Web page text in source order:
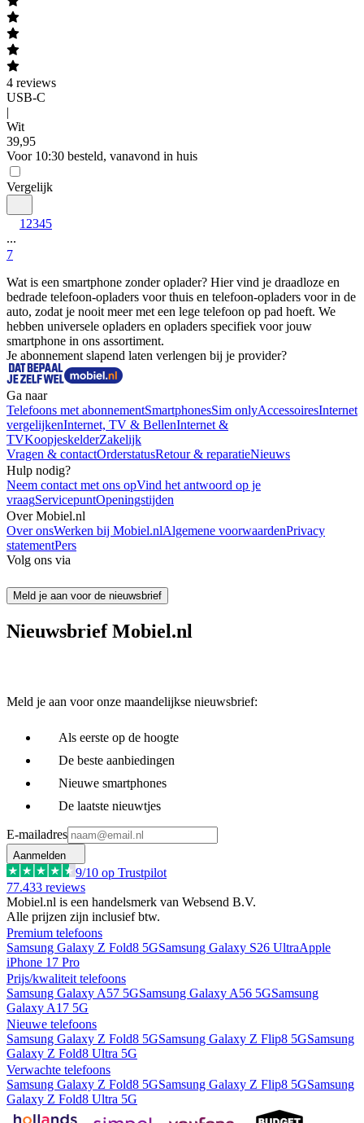
4 reviews
USB-C
|
Wit
39,95
Voor 10:30 besteld, vanavond in huis
Vergelijk
1 2345
...
7
Wat is een smartphone zonder oplader? Hier vind je draadloze en
bedrade telefoon-opladers voor thuis en telefoon-opladers voor in de
auto, zodat je nooit meer met een lege telefoon op pad hoeft. We
hebben universele opladers en opladers specifiek voor jouw
smartphone in ons assortiment.
Je abonnement slapend laten verlengen bij je provider?
Ga naar
Telefoons met abonnementSmartphonesSim onlyAccessoiresInternet
vergelijkenInternet, TV & BellenInternet &
TVKoopjeskelderZakelijk
Vragen & contactOrderstatusRetour & reparatieNieuws
Hulp nodig?
Neem contact met ons opVind het antwoord op je
vraagServicepuntOpeningstijden
Over Mobiel.nl
Over onsWerken bij Mobiel.nlAlgemene voorwaardenPrivacy
statementPers
Volg ons via
Meld je aan voor de nieuwsbrief
Nieuwsbrief Mobiel.nl
Meld je aan voor onze maandelijkse nieuwsbrief:
Als eerste op de hoogte
De beste aanbiedingen
Nieuwe smartphones
De laatste nieuwtjes
E-mailadres
Aanmelden
9/10 op Trustpilot
77.433 reviews
Mobiel.nl is een handelsmerk van Websend B.V.
Alle prijzen zijn inclusief btw.
Premium telefoons
Samsung Galaxy Z Fold8 5GSamsung Galaxy S26 UltraApple
iPhone 17 Pro
Prijs/kwaliteit telefoons
Samsung Galaxy A57 5GSamsung Galaxy A56 5GSamsung
Galaxy A17 5G
Nieuwe telefoons
Samsung Galaxy Z Fold8 5GSamsung Galaxy Z Flip8 5GSamsung
Galaxy Z Fold8 Ultra 5G
Verwachte telefoons
Samsung Galaxy Z Fold8 5GSamsung Galaxy Z Flip8 5GSamsung
Galaxy Z Fold8 Ultra 5G